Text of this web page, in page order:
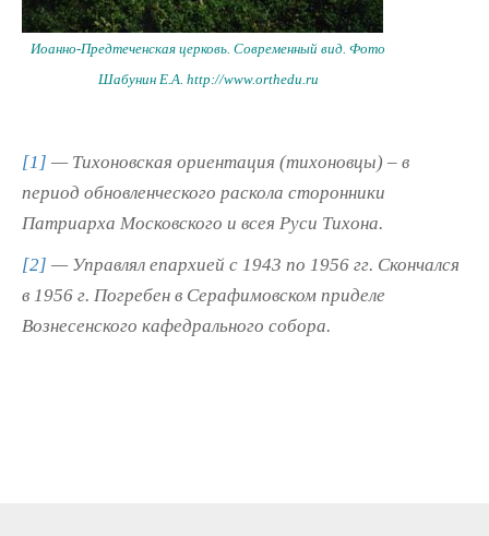
Иоанно-Предтеченская церковь. Современный вид. Фото
Шабунин Е.А. http://www.orthedu.ru
[1] — Тихоновская ориентация (тихоновцы) – в
период обновленческого раскола сторонники
Патриарха Московского и всея Руси Тихона.
[2] — Управлял епархией с 1943 по 1956 гг. Скончался
в 1956 г. Погребен в Серафимовском приделе
Вознесенского кафедрального собора.